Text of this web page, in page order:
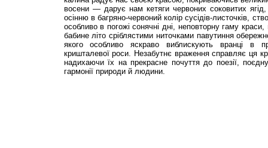
восени — дарує нам кетяги червоних соковитих
осінню в багряно-червоний колір сусідів-листочків,
особливо в погожі сонячні дні, неповторну гаму
бабине літо сріблястими ниточками павутиння
якого особливо яскраво виблискують вранці в
кришталевої роси. Незабутнє враження справляє ця
надихаючи їх на прекрасне почуття до поезії,
гармонії природи й людини.